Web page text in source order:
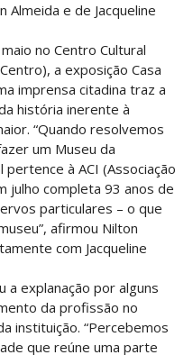
Almeida e de Jacqueline
no Centro Cultural
a exposição Casa
imprensa citadina traz a
história inerente à
“Quando resolvemos
um Museu da
à ACI (Associação
julho completa 93 anos de
particulares – o que
afirmou Nilton
com Jacqueline
a explanação por alguns
da profissão no
instituição. “Percebemos
que reúne uma parte